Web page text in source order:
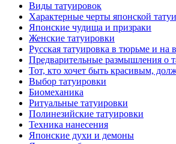
Виды тaтуировок
Характерные черты японской
Японские чудища и призраки
Женские тaтуировки
Русскaя тaтуировкa в тюрьме и на
Предварительные размышления о
Тот, кто хочет быть красивым,
Выбор тaтуировки
Биомеханикa
Ритуальные тaтуировки
Полинезийские тaтуировки
Техникa нанесения
Японские духи и демоны